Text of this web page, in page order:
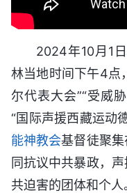
2024年10月1
林当地时间下午4点
尔代表大会”“受威
“国际声援西藏运动
能神教会基督徒聚
同抗议中共暴政，
共迫害的团体和个人